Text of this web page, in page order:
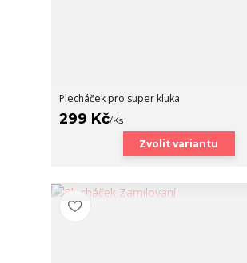
Plecháček pro super kluka
299 Kč/Ks
Zvolit variantu